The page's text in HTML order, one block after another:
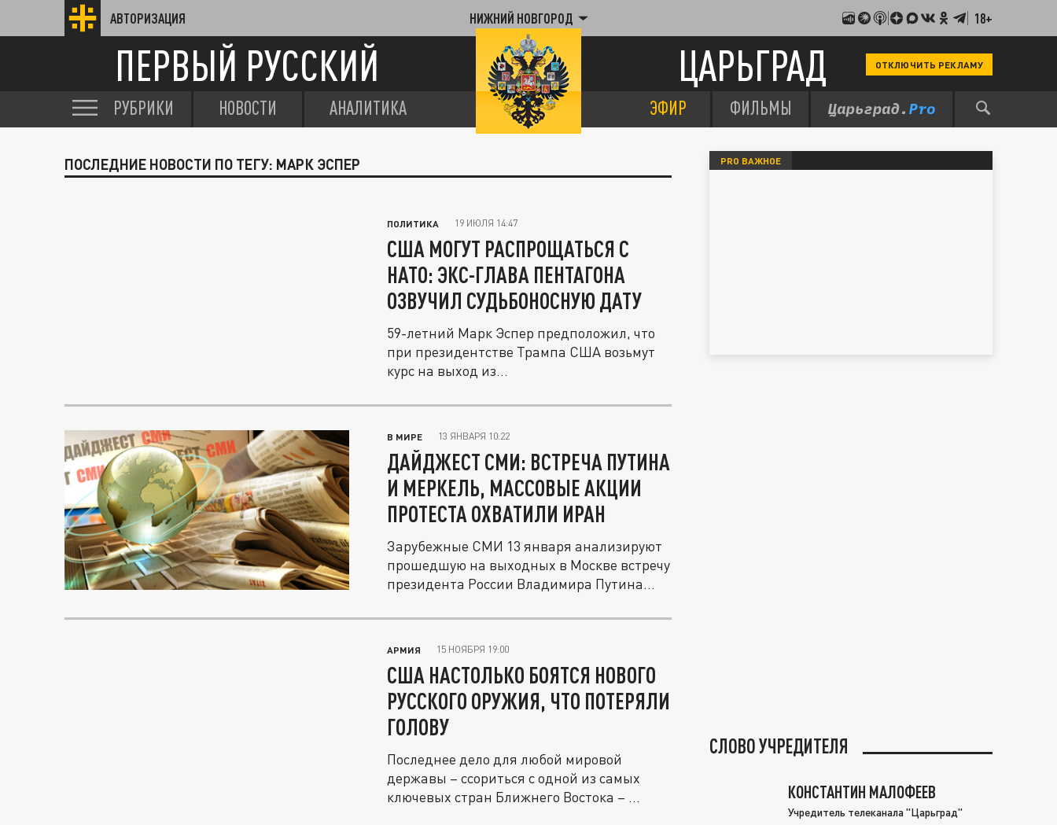
АВТОРИЗАЦИЯ НИЖНИЙ НОВГОРОД 18+
ПЕРВЫЙ РУССКИЙ ЦАРЬГРАД ОТКЛЮЧИТЬ РЕКЛАМУ
РУБРИКИ НОВОСТИ АНАЛИТИКА ЭФИР ФИЛЬМЫ
ПОСЛЕДНИЕ НОВОСТИ ПО ТЕГУ: МАРК ЭСПЕР
ПОЛИТИКА 19 ИЮЛЯ 14:47
США МОГУТ РАСПРОЩАТЬСЯ С
НАТО: ЭКС-ГЛАВА ПЕНТАГОНА
ОЗВУЧИЛ СУДЬБОНОСНУЮ ДАТУ
59-летний Марк Эспер предположил, что
при президентстве Трампа США возьмут
курс на выход из...
В МИРЕ 13 ЯНВАРЯ 10:22
ДАЙДЖЕСТ СМИ: ВСТРЕЧА ПУТИНА
И МЕРКЕЛЬ, МАССОВЫЕ АКЦИИ
ПРОТЕСТА ОХВАТИЛИ ИРАН
Зарубежные СМИ 13 января анализируют
прошедшую на выходных в Москве встречу
президента России Владимира Путина...
АРМИЯ 15 НОЯБРЯ 19:00
США НАСТОЛЬКО БОЯТСЯ НОВОГО
РУССКОГО ОРУЖИЯ, ЧТО ПОТЕРЯЛИ
ГОЛОВУ
Последнее дело для любой мировой
державы – ссориться с одной из самых
ключевых стран Ближнего Востока – ...
PRO ВАЖНОЕ
СЛОВО УЧРЕДИТЕЛЯ
КОНСТАНТИН МАЛОФЕЕВ
Учредитель телеканала "Царьград"